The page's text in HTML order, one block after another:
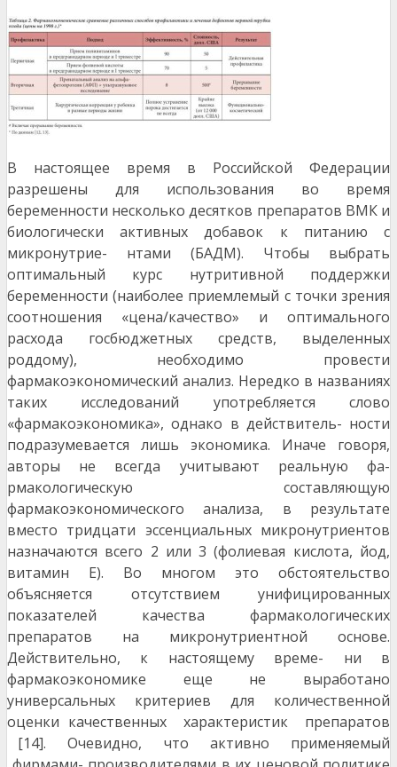
В настоящее время в Российской Федерации
разрешены для использования во время
беременности несколько десятков препаратов ВМК и
биологически активных добавок к питанию с
микронутрие- нтами (БАДМ). Чтобы выбрать
оптимальный курс нутритивной поддержки
беременности (наиболее приемлемый с точки зрения
соотношения «цена/качество» и оптимального
расхода госбюджетных средств, выделенных
роддому), необходимо провести
фармакоэкономический анализ. Нередко в названиях
таких исследований употребляется слово
«фармакоэкономика», однако в действитель- ности
подразумевается лишь экономика. Иначе говоря,
авторы не всегда учитывают реальную фа-
рмакологическую составляющую
фармакоэкономического анализа, в результате
вместо тридцати эссенциальных микронутриентов
назначаются всего 2 или 3 (фолиевая кислота, йод,
витамин Е). Во многом это обстоятельство
объясняется отсутствием унифицированных
показателей качества фармакологических
препаратов на микронутриентной основе.
Действительно, к настоящему време- ни в
фармакоэкономике еще не выработано
универсальных критериев для количественной
оценки качественных характеристик препаратов
[14]. Очевидно, что активно применяемый